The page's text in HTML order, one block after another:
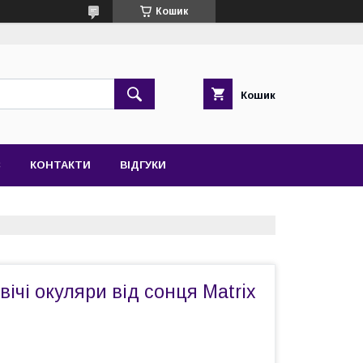
Кошик
Кошик
КОНТАКТИ ВІДГУКИ
окуляри від сонця Matrix